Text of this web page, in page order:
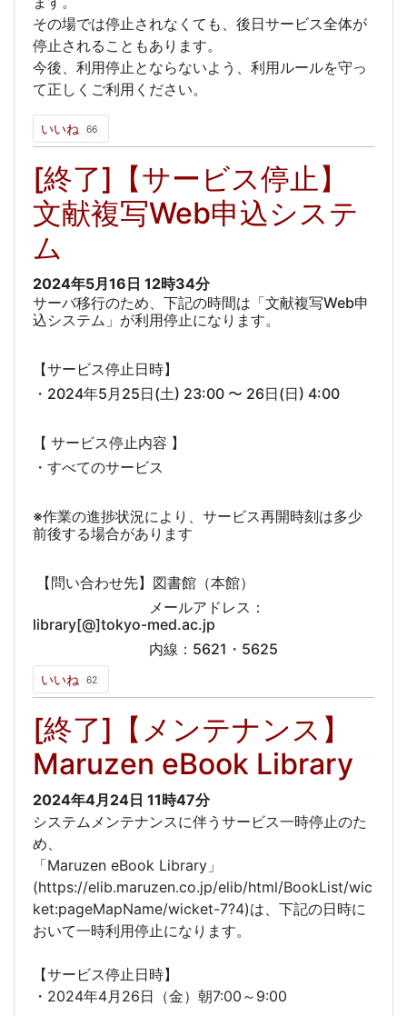
その場では停止されなくても、後日サービス全体が
停止されることもあります。
今後、利用停止とならないよう、利用ルールを守っ
て正しくご利用ください。
いいね 66
[終了]【サービス停止】
文献複写Web申込システ
ム
2024年5月16日 12時34分
サーバ移行のため、下記の時間は「文献複写Web申
込システム」が利用停止になります。
【サービス停止日時】
・2024年5月25日(土) 23:00 〜 26日(日) 4:00
【 サービス停止内容 】
・すべてのサービス
※作業の進捗状況により、サービス再開時刻は多少
前後する場合があります
【問い合わせ先】図書館（本館）
メールアドレス：
library[@]tokyo-med.ac.jp
内線：5621・5625
いいね 62
[終了]【メンテナンス】
Maruzen eBook Library
2024年4月24日 11時47分
システムメンテナンスに伴うサービス一時停止のた
め、
「Maruzen eBook Library」
(https://elib.maruzen.co.jp/elib/html/BookList/wic
ket:pageMapName/wicket-7?4)は、下記の日時に
おいて一時利用停止になります。
【サービス停止日時】
・2024年4月26日（金）朝7:00～9:00